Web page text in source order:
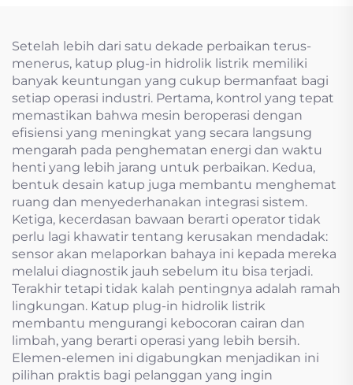
Setelah lebih dari satu dekade perbaikan terus-
menerus, katup plug-in hidrolik listrik memiliki
banyak keuntungan yang cukup bermanfaat bagi
setiap operasi industri. Pertama, kontrol yang tepat
memastikan bahwa mesin beroperasi dengan
efisiensi yang meningkat yang secara langsung
mengarah pada penghematan energi dan waktu
henti yang lebih jarang untuk perbaikan. Kedua,
bentuk desain katup juga membantu menghemat
ruang dan menyederhanakan integrasi sistem.
Ketiga, kecerdasan bawaan berarti operator tidak
perlu lagi khawatir tentang kerusakan mendadak:
sensor akan melaporkan bahaya ini kepada mereka
melalui diagnostik jauh sebelum itu bisa terjadi.
Terakhir tetapi tidak kalah pentingnya adalah ramah
lingkungan. Katup plug-in hidrolik listrik
membantu mengurangi kebocoran cairan dan
limbah, yang berarti operasi yang lebih bersih.
Elemen-elemen ini digabungkan menjadikan ini
pilihan praktis bagi pelanggan yang ingin